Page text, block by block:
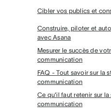
Cibler vos publics et
Construire, piloter et
avec Asana
Mesurer le succès de
communication
FAQ - Tout savoir sur la
communication
Ce qu'il faut retenir sur
communication